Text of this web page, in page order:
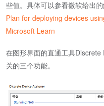
些值。具体可以参看微软给出的
Plan for deploying devices
Microsoft Learn
在图形界面的直通工具
关的三个功能。